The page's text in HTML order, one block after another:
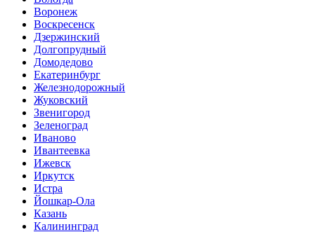
Воронеж
Воскресенск
Дзержинский
Долгопрудный
Домодедово
Екатеринбург
Железнодорожный
Жуковский
Звенигород
Зеленоград
Иваново
Ивантеевка
Ижевск
Иркутск
Истра
Йошкар-Ола
Казань
Калининград